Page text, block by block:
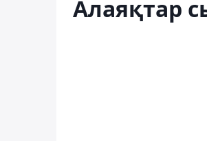
Алаяқтар